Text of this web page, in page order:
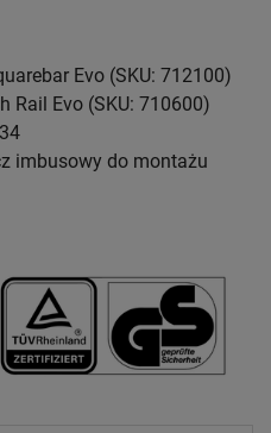
Evo (SKU: 712100)
Rail Evo (SKU: 710600)
imbusowy do montażu